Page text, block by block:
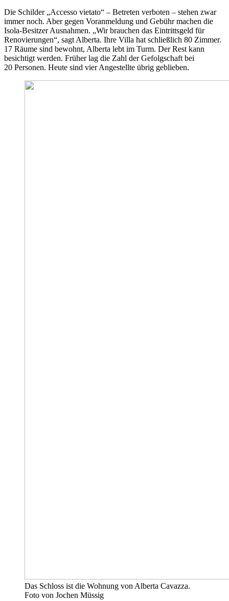
Die Schilder „Accesso vietato“ – Betreten verboten – stehen zwar
immer noch. Aber gegen Voranmeldung und Gebühr machen die
Isola-Besitzer Ausnahmen. „Wir brauchen das Eintrittsgeld für
Renovierungen“, sagt Alberta. Ihre Villa hat schließlich 80 Zimmer.
17 Räume sind bewohnt, Alberta lebt im Turm. Der Rest kann
besichtigt werden. Früher lag die Zahl der Gefolgschaft bei
20 Personen. Heute sind vier Angestellte übrig geblieben.
Das Schloss ist die Wohnung von Alberta Cavazza.
Foto von Jochen Müssig